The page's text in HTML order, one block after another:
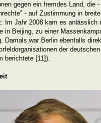
gegen ein fremdes Land, die
- auf Zustimmung in
Im Jahr 2008 kam es anlässlich
in Beijing, zu einer
Damals war Berlin ebenfalls
der
berichtete [11]).